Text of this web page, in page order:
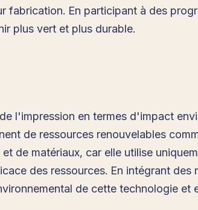
fabrication. En participant à des
plus vert et plus durable.
l'impression en termes d'impact
de ressources renouvelables
de matériaux, car elle utilise
des ressources. En intégrant
de cette technologie et